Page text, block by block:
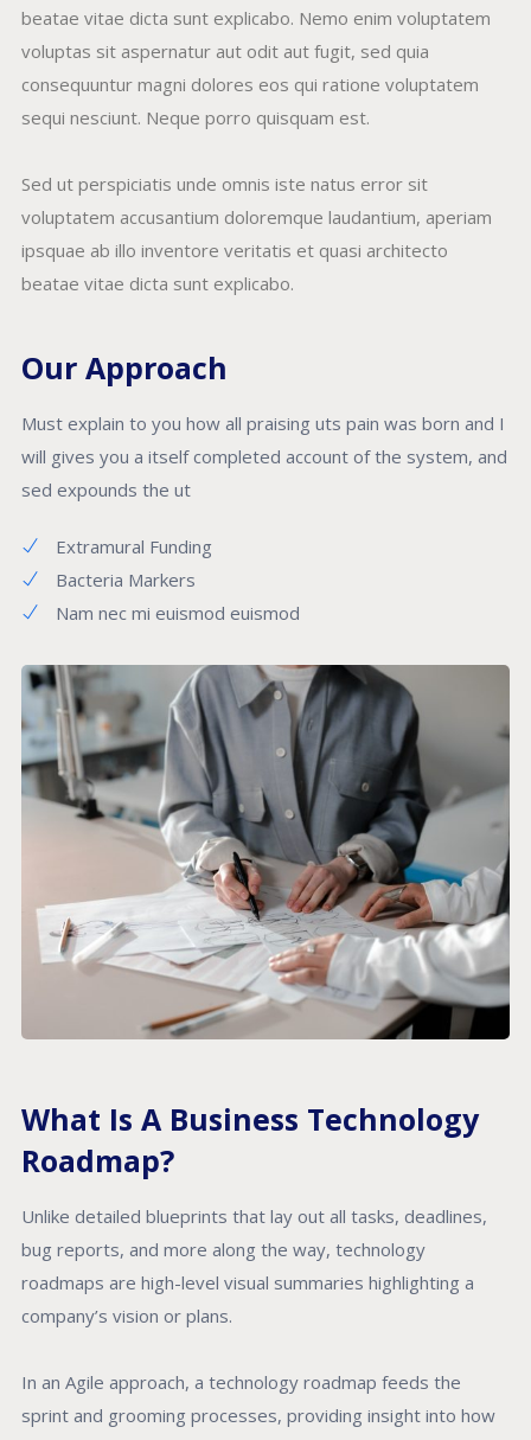
beatae vitae dicta sunt explicabo. Nemo enim voluptatem
voluptas sit aspernatur aut odit aut fugit, sed quia
consequuntur magni dolores eos qui ratione voluptatem
sequi nesciunt. Neque porro quisquam est.
Sed ut perspiciatis unde omnis iste natus error sit
voluptatem accusantium doloremque laudantium, aperiam
ipsquae ab illo inventore veritatis et quasi architecto
beatae vitae dicta sunt explicabo.
Our Approach
Must explain to you how all praising uts pain was born and I
will gives you a itself completed account of the system, and
sed expounds the ut
Extramural Funding
Bacteria Markers
Nam nec mi euismod euismod
What Is A Business Technology
Roadmap?
Unlike detailed blueprints that lay out all tasks, deadlines,
bug reports, and more along the way, technology
roadmaps are high-level visual summaries highlighting a
company’s vision or plans.
In an Agile approach, a technology roadmap feeds the
sprint and grooming processes, providing insight into how